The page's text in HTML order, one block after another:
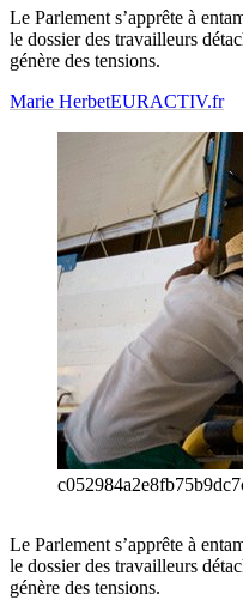
Le Parlement s’apprête à
le dossier des travailleurs
génère des tensions.
Marie HerbetEURACTIV.fr
Le Parlement s’apprête à
le dossier des travailleurs
génère des tensions.